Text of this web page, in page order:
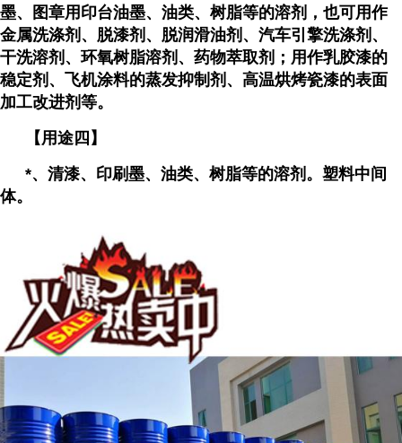
墨、图章用印台油墨、油类、树脂等的溶剂，也可用作
金属洗涤剂、脱漆剂、脱润滑油剂、汽车引擎洗涤剂、
干洗溶剂、环氧树脂溶剂、药物萃取剂；用作乳胶漆的
稳定剂、飞机涂料的蒸发抑制剂、高温烘烤瓷漆的表面
加工改进剂等。
【用途四】
*、清漆、印刷墨、油类、树脂等的溶剂。塑料中间
体。